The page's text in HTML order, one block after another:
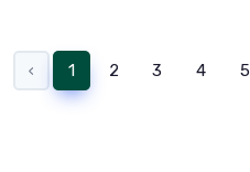
‹ 1 2 3 4 5